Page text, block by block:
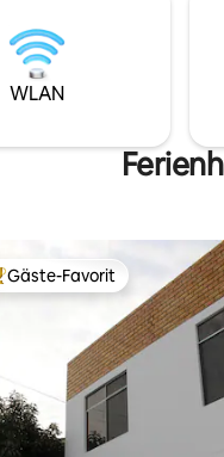
du für einen angenehmen
Aufenthalt
Remote-Arbeit oder
und genieße Komfort und
WLAN
Gäste-Favorit.
Gäste-Favorit